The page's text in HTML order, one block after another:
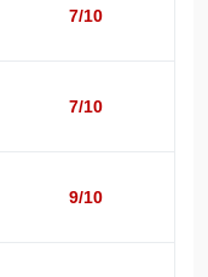
7/10
7/10
9/10